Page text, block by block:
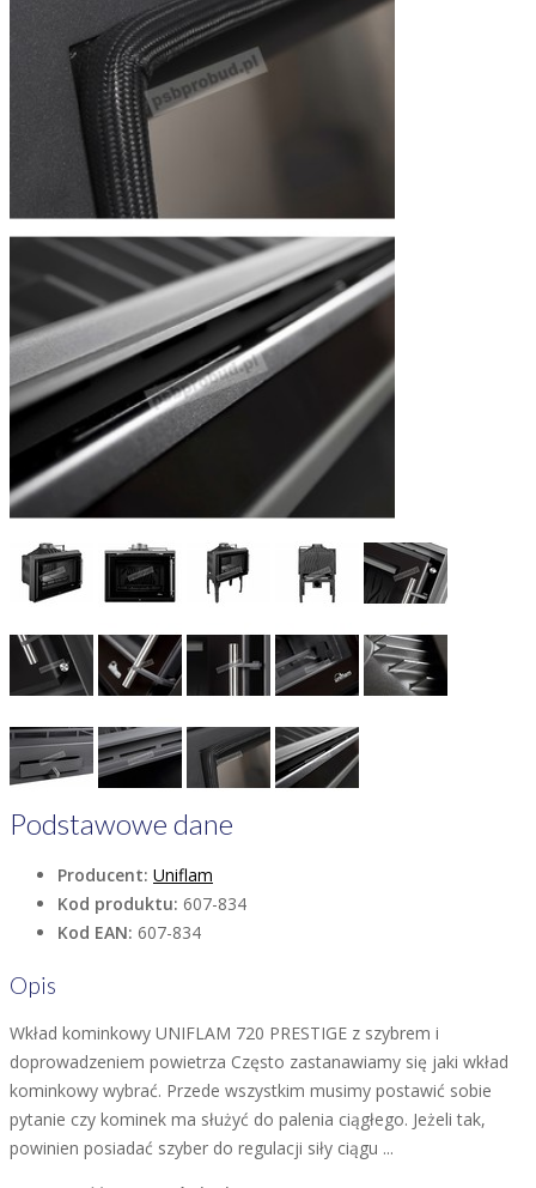
Podstawowe dane
Producent: Uniflam
Kod produktu: 607-834
Kod EAN: 607-834
Opis
Wkład kominkowy UNIFLAM 720 PRESTIGE z szybrem i
doprowadzeniem powietrza Często zastanawiamy się jaki wkład
kominkowy wybrać. Przede wszystkim musimy postawić sobie
pytanie czy kominek ma służyć do palenia ciągłego. Jeżeli tak,
powinien posiadać szyber do regulacji siły ciągu ...